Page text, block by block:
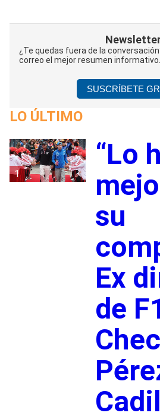
¿Te quedas fuera de la
correo el mejor resumen informativo.
SUSCRÍBETE
LO ÚLTIMO
1
“Lo
su
Ex
de